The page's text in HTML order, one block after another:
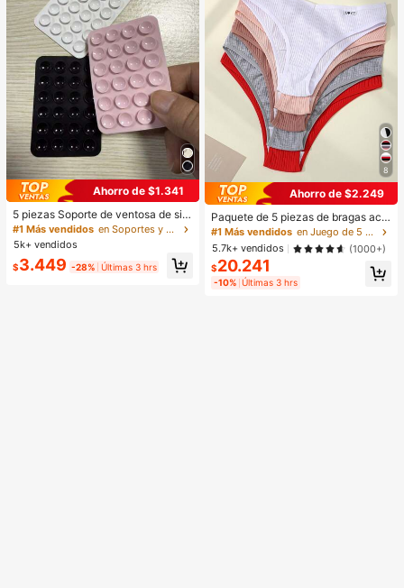
Ahorro de $1.341
5 piezas Soporte de ventosa de sili
cona para teléfono, Soporte de ven
tosa para teléfono, Soporte adhesiv
o para teléfono, Soporte adhesivo p
ara teléfono (Antes de usar, limpie c
uidadosamente la superficie para a
#1 Más vendidos
en Soportes y accesorios
5k+ vendidos
$3.449 -28% Últimas 3 hrs
8
Ahorro de $2.249
Paquete de 5 piezas de bragas aca
naladas para mujer, de alta elasticid
ad, unicolor con diseño de letras, ci
ntura baja, para uso diario
#1 Más vendidos
en Juego de 5 piezas Calzoncillos de mujer
5.7k+ vendidos
(1000+)
$20.241
-10% Últimas 3 hrs